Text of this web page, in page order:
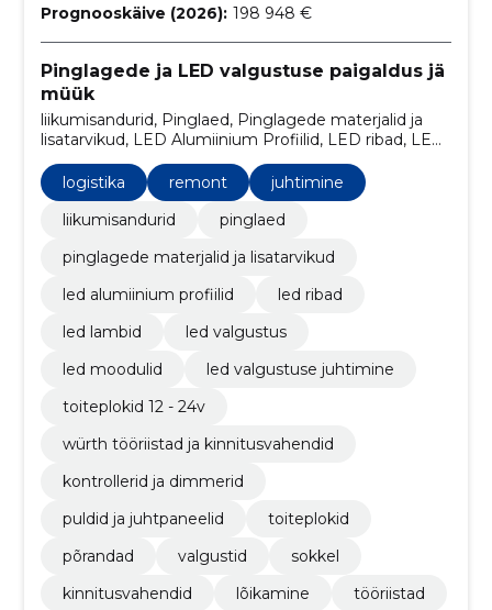
Prognooskäive (2026): 198 948 €
Pinglagede ja LED valgustuse paigaldus jä
müük
liikumisandurid, Pinglaed, Pinglagede materjalid ja
lisatarvikud, LED Alumiinium Profiilid, LED ribad, LED
Lambid, LED Valgustus, LED Moodulid, LED
Valgustuse juhtimine, Toiteplokid 12 - 24V
logistika remont
juhtimine
liikumisandurid
pinglaed
pinglagede materjalid ja lisatarvikud
led alumiinium profiilid
led ribad
led lambid
led valgustus
led moodulid
led valgustuse juhtimine
toiteplokid 12 - 24v
würth tööriistad ja kinnitusvahendid
kontrollerid ja dimmerid
puldid ja juhtpaneelid
toiteplokid
põrandad
valgustid
sokkel
kinnitusvahendid
lõikamine
tööriistad